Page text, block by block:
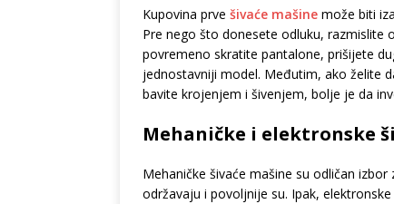
Kupovina prve šivaće mašine može biti
Pre nego što donesete odluku, razmislite
povremeno skratite pantalone, prišijete
jednostavniji model. Međutim, ako želite
bavite krojenjem i šivenjem, bolje je da
Mehaničke i elektronske
Mehaničke šivaće mašine su odličan
održavaju i povoljnije su. Ipak,